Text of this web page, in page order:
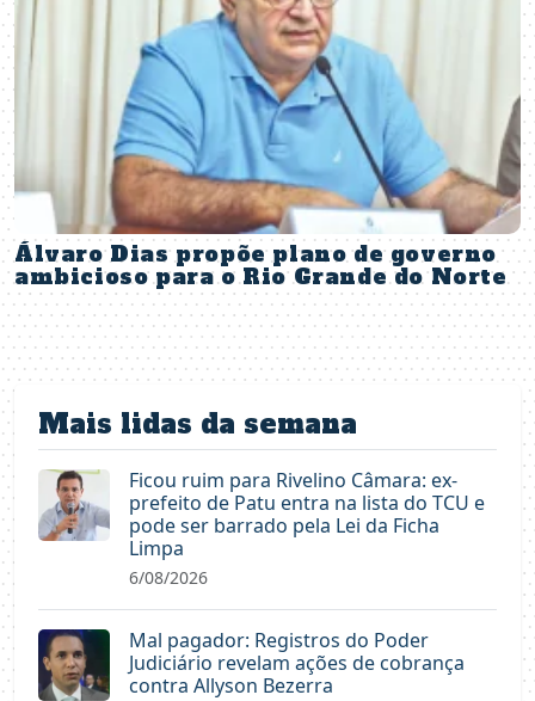
Álvaro Dias propõe plano de governo
ambicioso para o Rio Grande do Norte
Mais lidas da semana
Ficou ruim para Rivelino Câmara: ex-
prefeito de Patu entra na lista do TCU e
pode ser barrado pela Lei da Ficha
Limpa
6/08/2026
Mal pagador: Registros do Poder
Judiciário revelam ações de cobrança
contra Allyson Bezerra